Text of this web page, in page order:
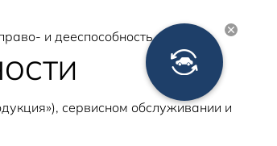
и дееспособность.
сервисном обслуживании и